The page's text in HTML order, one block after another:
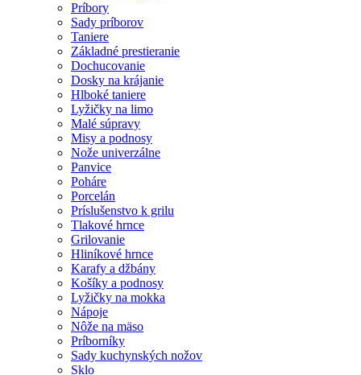
Príbory
Sady príborov
Taniere
Základné prestieranie
Dochucovanie
Dosky na krájanie
Hlboké taniere
Lyžičky na limo
Malé súpravy
Misy a podnosy
Nože univerzálne
Panvice
Poháre
Porcelán
Príslušenstvo k grilu
Tlakové hrnce
Grilovanie
Hliníkové hrnce
Karafy a džbány
Košíky a podnosy
Lyžičky na mokka
Nápoje
Nôže na mäso
Príborníky
Sady kuchynských nožov
Sklo